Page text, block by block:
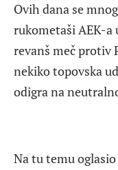
Ovih dana se
rukometaši AEK-a
revanš meč protiv
nekiko topovska
odigra na
Na tu temu